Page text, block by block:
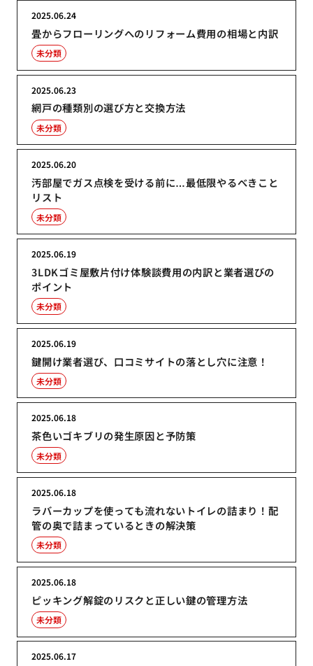
畳からフローリングへのリフォーム費用の相場と内訳
2025.06.24
未分類
網戸の種類別の選び方と交換方法
2025.06.23
未分類
汚部屋でガス点検を受ける前に…最低限やるべきこと
リスト
2025.06.20
未分類
3LDKゴミ屋敷片付け体験談費用の内訳と業者選びの
ポイント
2025.06.19
未分類
鍵開け業者選び、口コミサイトの落とし穴に注意！
2025.06.19
未分類
茶色いゴキブリの発生原因と予防策
2025.06.18
未分類
ラバーカップを使っても流れないトイレの詰まり！配
管の奥で詰まっているときの解決策
2025.06.18
未分類
ピッキング解錠のリスクと正しい鍵の管理方法
2025.06.18
未分類
2025.06.17